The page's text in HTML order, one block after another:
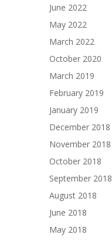
June 2022
May 2022
March 2022
October 2020
March 2019
February 2019
January 2019
December 2018
November 2018
October 2018
September 2018
August 2018
June 2018
May 2018